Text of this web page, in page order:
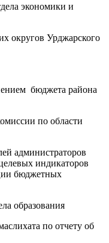
экономики и
округов Урджарского
бюджета района
по области
администраторов
индикаторов
бюджетных
образования
по отчету об